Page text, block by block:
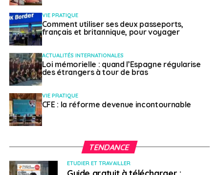
VIE PRATIQUE
Comment utiliser ses deux passeports,
français et britannique, pour voyager
ACTUALITÉS INTERNATIONALES
Loi mémorielle : quand l’Espagne régularise
des étrangers à tour de bras
VIE PRATIQUE
CFE : la réforme devenue incontournable
TENDANCE
ETUDIER ET TRAVAILLER